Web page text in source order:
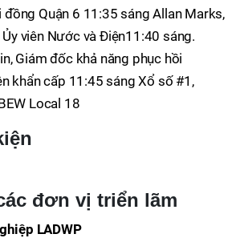
đồng Quận 6 11:35 sáng Allan Marks,
viên Nước và Điện11:40 sáng.
Giám đốc khả năng phục hồi
khẩn cấp 11:45 sáng Xổ số #1,
Local 18
đơn vị triển lãm
LADWP